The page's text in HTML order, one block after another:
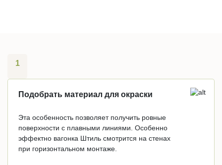
1
Подобрать материал для окраски
Эта особенность позволяет получить ровные
поверхности с плавными линиями. Особенно
эффектно вагонка Штиль смотрится на стенах
при горизонтальном монтаже.